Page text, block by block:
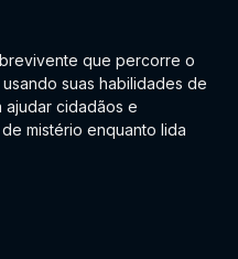
que percorre o
suas habilidades de
ajudar cidadãos e
mistério enquanto lida